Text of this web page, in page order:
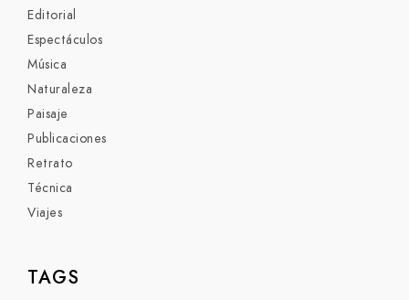
Editorial
Espectáculos
Música
Naturaleza
Paisaje
Publicaciones
Retrato
Técnica
Viajes
TAGS